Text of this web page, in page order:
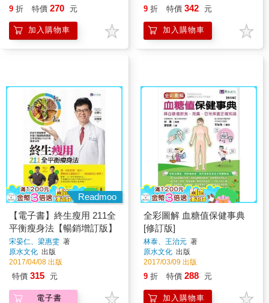
9 折 特價 270 元
加入購物車
9 折 特價 342 元
加入購物車
Readmoo
【電子書】終生瘦用 211全
平衡瘦身法【暢銷增訂版】
宋晏仁、梁惠雯 著
原水文化 出版
2017/04/08 出版
特價 315 元
電子書
全彩圖解 血糖值保健事典
[修訂版]
林泰、王治元 著
原水文化 出版
2017/03/09 出版
9 折 特價 288 元
加入購物車